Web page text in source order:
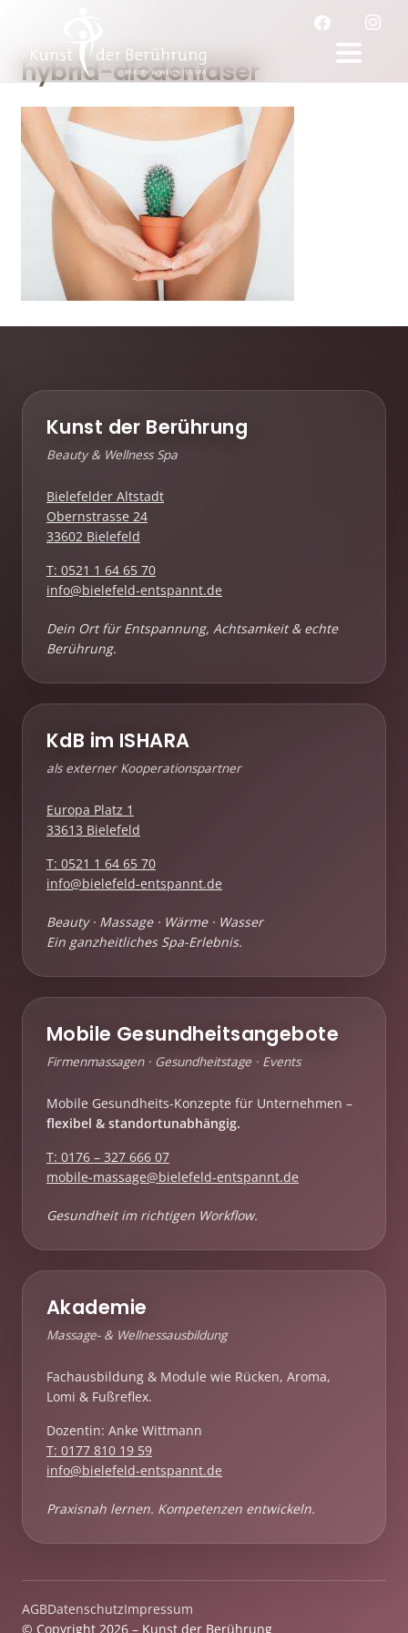
hybrid-diodenlaser
Kunst der Berührung
Beauty & Wellness Spa
Bielefelder Altstadt
Obernstrasse 24
33602 Bielefeld
T: 0521 1 64 65 70
info@bielefeld-entspannt.de
Dein Ort für Entspannung, Achtsamkeit & echte
Berührung.
KdB im ISHARA
als externer Kooperationspartner
Europa Platz 1
33613 Bielefeld
T: 0521 1 64 65 70
info@bielefeld-entspannt.de
Beauty · Massage · Wärme · Wasser
Ein ganzheitliches Spa-Erlebnis.
Mobile Gesundheitsangebote
Firmenmassagen · Gesundheitstage · Events
Mobile Gesundheits-Konzepte für Unternehmen –
flexibel & standortunabhängig.
T: 0176 – 327 666 07
mobile-massage@bielefeld-entspannt.de
Gesundheit im richtigen Workflow.
Akademie
Massage- & Wellnessausbildung
Fachausbildung & Module wie Rücken, Aroma,
Lomi & Fußreflex.
Dozentin: Anke Wittmann
T: 0177 810 19 59
info@bielefeld-entspannt.de
Praxisnah lernen. Kompetenzen entwickeln.
© Copyright 2026 – Kunst der Berührung
AGBDatenschutzImpressum